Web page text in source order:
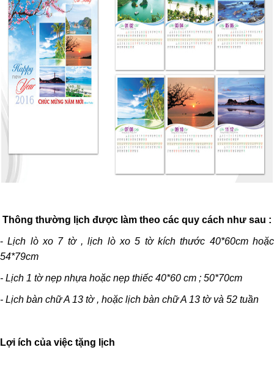
Thông thường lịch được làm theo các quy cách như sau :
-Lịch lò xo 7 tờ , lịch lò xo 5 tờ kích thước 40*60cm hoặc
54*79cm
- Lịch 1 tờ nẹp nhựa hoặc nẹp thiếc 40*60 cm ; 50*70cm
- Lịch bàn chữ A 13 tờ , hoặc lịch bàn chữ A 13 tờ và 52 tuần
Lợi ích của việc tặng lịch